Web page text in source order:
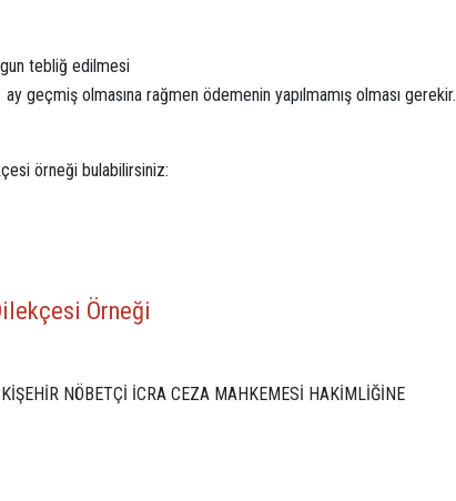
tebliğ edilmesi
geçmiş olmasına rağmen ödemenin yapılmamış olması gerekir.
örneği bulabilirsiniz:
Örneği
NÖBETÇİ İCRA CEZA MAHKEMESİ HAKİMLİĞİNE